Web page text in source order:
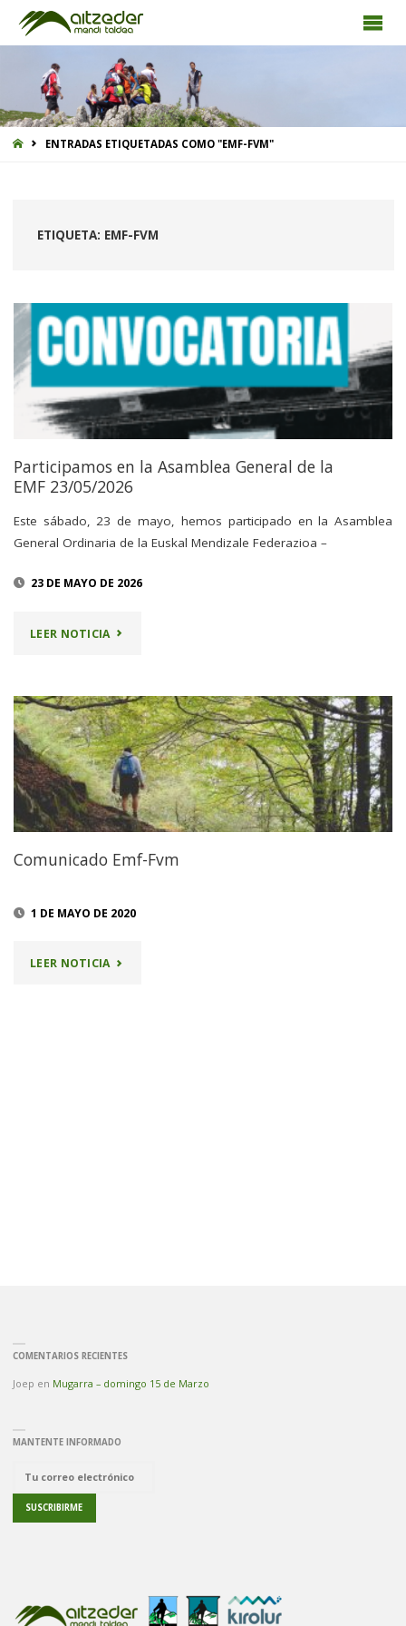
INICIOENTRADAS ETIQUETADAS COMO "EMF-FVM"
ETIQUETA: EMF-FVM
Participamos en la Asamblea General de la
EMF 23/05/2026
Este sábado, 23 de mayo, hemos participado en la Asamblea
General Ordinaria de la Euskal Mendizale Federazioa –
23 DE MAYO DE 2026
LEER NOTICIA"PARTICIPAMOS
LA
ASAMBLEA
GENERAL
DE
23/05/2026"
Comunicado Emf-Fvm
1 DE MAYO DE 2020
LEER NOTICIA"COMUNICADO
COMENTARIOS RECIENTES
Joep en Mugarra – domingo 15 de Marzo
MANTENTE INFORMADO